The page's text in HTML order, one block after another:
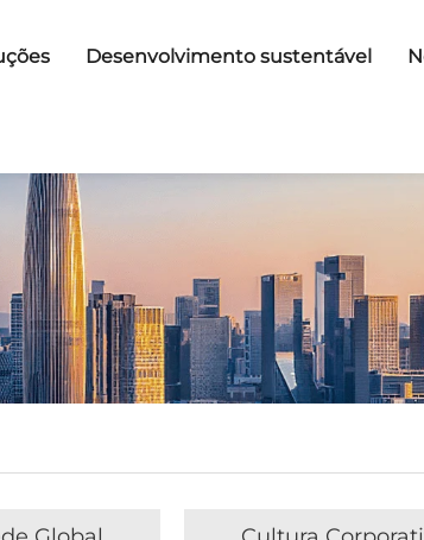
Desenvolvimento sustentável